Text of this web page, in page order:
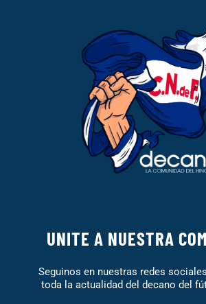
UNITE A NUESTRA
Seguinos en nuestras redes
toda la actualidad del decano del